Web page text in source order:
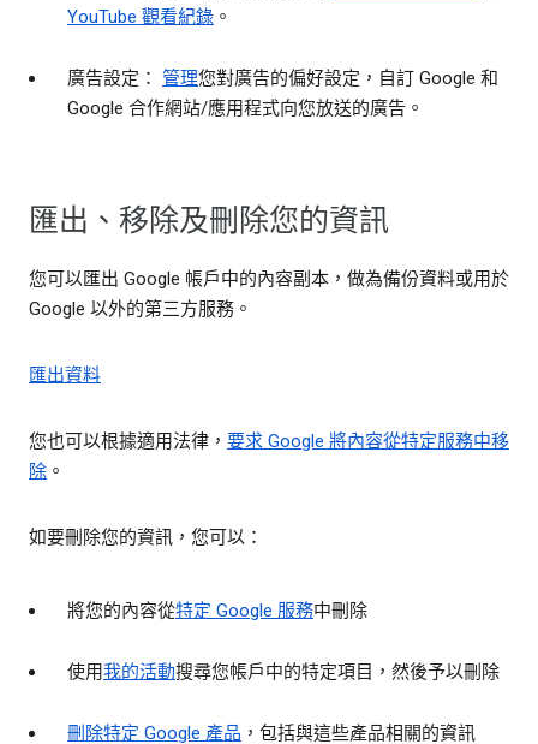
YouTube 觀看紀錄 。
廣告設定： 管理您對廣告的偏好設定，自訂 Google 和
Google 合作網站/應用程式向您放送的廣告。
匯出、移除及刪除您的資訊
您可以匯出 Google 帳戶中的內容副本，做為備份資料或用於
Google 以外的第三方服務。
匯出資料
您也可以根據適用法律， 要求 Google 將內容從特定服務中移
除 。
如要刪除您的資訊，您可以：
將您的內容從特定 Google 服務中刪除
使用我的活動搜尋您帳戶中的特定項目，然後予以刪除
刪除特定 Google 產品 ，包括與這些產品相關的資訊